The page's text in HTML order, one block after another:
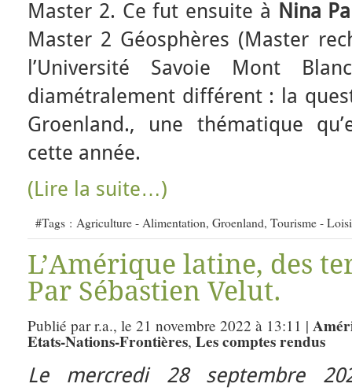
Master 2. Ce fut ensuite à Nina
Master 2 Géosphères (Master
l’Université Savoie Mont
diamétralement différent : la
Groenland., une thématique
cette année.
(Lire la suite…)
#Tags : Agriculture - Alimentation, Groenland, Tourisme -
L’Amérique latine, des
Par Sébastien Velut.
Publié par r.a., le 21 novembre 2022 à 13:11 |
Etats-Nations-Frontières, Les comptes rendus
Le mercredi 28 septembre